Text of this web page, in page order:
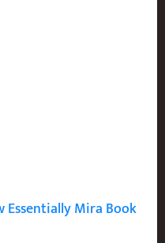
Essentially Mira Book